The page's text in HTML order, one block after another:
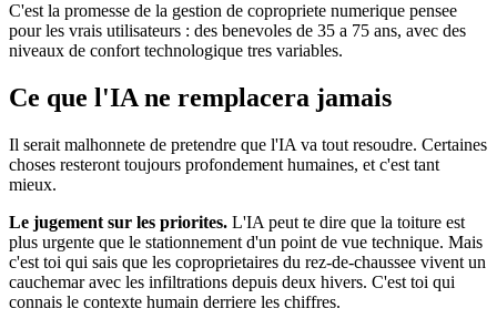
C'est la promesse de la gestion de copropriete numerique pensee
pour les vrais utilisateurs : des benevoles de 35 a 75 ans, avec des
niveaux de confort technologique tres variables.
Ce que l'IA ne remplacera jamais
Il serait malhonnete de pretendre que l'IA va tout resoudre. Certaines
choses resteront toujours profondement humaines, et c'est tant
mieux.
Le jugement sur les priorites. L'IA peut te dire que la toiture est
plus urgente que le stationnement d'un point de vue technique. Mais
c'est toi qui sais que les coproprietaires du rez-de-chaussee vivent un
cauchemar avec les infiltrations depuis deux hivers. C'est toi qui
connais le contexte humain derriere les chiffres.